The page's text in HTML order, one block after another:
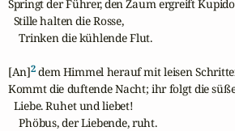
Springt der Führer, den Zaum ergreift
  Stille halten die Rosse,
    Trinken die kühlende Flut.
[An]2 dem Himmel herauf mit leisen
Kommt die duftende Nacht; ihr folgt die
  Liebe. Ruhet und liebet!
    Phöbus, der Liebende, ruht.